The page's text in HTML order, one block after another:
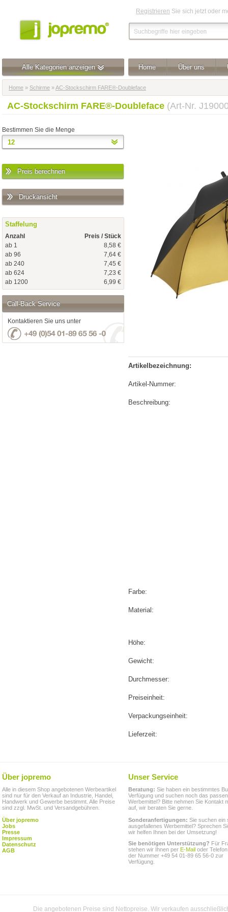
Registrieren Sie sich jetzt oder
Alle Kategorien anzeigen Home Über uns
Home » Schirme »AC-Stockschirm FARE®-Doubleface
AC-Stockschirm FARE®-Doubleface (Art-Nr.
Bestimmen Sie die Menge
Preis berechnen
Druckansicht
Staffelung
Anzahl
Preis / Stück
ab 1
8,58 €
ab 96
7,64 €
ab 240
7,45 €
ab 624
7,23 €
ab 1200
6,99 €
Call-Back Service
Kontaktieren Sie uns unter
Artikelbezeichnung:
Artikel-Nummer:
Beschreibung:
Farbe:
Material:
Höhe:
Gewicht:
Durchmesser:
Preiseinheit:
Verpackungseinheit:
Lieferzeit:
Über jopremo
Alle in diesem Shop angebotenen Werbeartikel
sind nur für den Verkauf an Industrie, Handel,
Handwerk und Gewerbe bestimmt. Alle Preise
sind zzgl. MwSt. und Versandgebühren.
Über jopremo
Jobs
Presse
Impressum
Datenschutz
AGB
Unser Service
Beratung: Sie haben ein bestimmtes
Verfügung und suchen noch das
Werbemittel? Bitte nehmen Sie Kontakt
auf, wir beraten Sie gerne.
Sonderanfertigungen: Sie suchen ein
ausgefallenes Werbemittel? Sprechen
wir helfen Ihnen bei der Umsetzung!
Sie benötigen Unterstützung? Für
stehen wir Ihnen per E-Mail oder
der Nummer +49 54 01-89 65 56-0 zur
Verfügung.
Die angebotenen Preise sind Nettopreise. Wir verkaufen